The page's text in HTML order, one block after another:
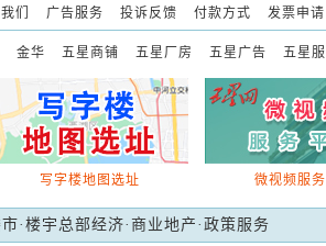
们 广告服务 投诉反馈 付款方式 发票申请
金华 五星商铺 五星厂房 五星广告 五星
写字楼地图选址 微视频服
· 楼宇总部经济· 商业地产 · 政策服务